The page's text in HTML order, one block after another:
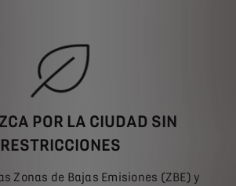
POR LA CIUDAD SIN
RESTRICCIONES
Zonas de Bajas Emisiones (ZBE) y